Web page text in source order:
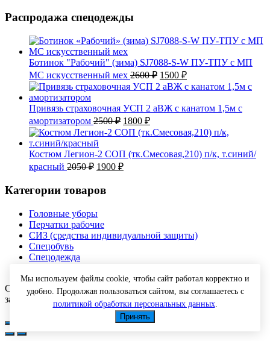
Распродажа спецодежды
Ботинок "Рабочий" (зима) SJ7088-S-W ПУ-ТПУ с МП
МС искусственный мех 2600₽ Первоначальная
цена
составляла
2600 ₽.
1500 ₽Текущая
цена:
Привязь страховочная УСП 2 аВЖ с канатом 1,5м с
амортизатором 2500₽ Первоначальная
цена
составляла
2500 ₽.
1800 ₽Текущая
цена:
Костюм Легион-2 СОП (тк.Смесовая,210) п/к, т.синий/
красный 2050₽ Первоначальная
1900 ₽Текущая
Категории товаров
Головные уборы
Перчатки рабочие
СИЗ (средства индивидуальной защиты)
Спецобувь
Спецодежда
Copyright © 2026 Спецодежда оптом с доставкой. Все права
защищены.
Мы используем файлы cookie, чтобы сайт работал корректно и
удобно. Продолжая пользоваться сайтом, вы соглашаетесь с
политикой обработки персональных данных.
Принять